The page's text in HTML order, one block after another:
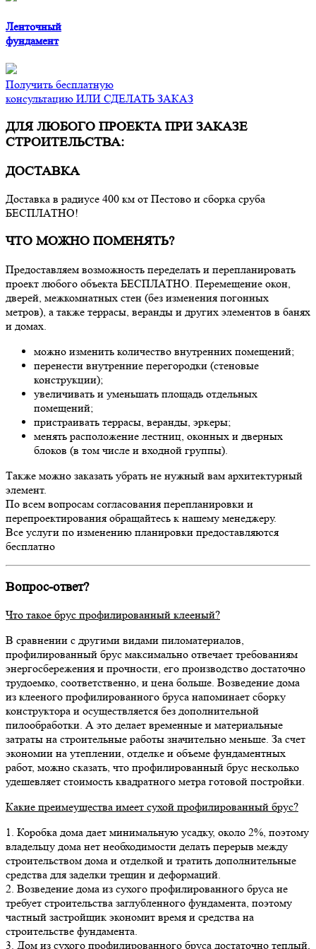
Ленточный
фундамент
Получить бесплатную
консультацию ИЛИ СДЕЛАТЬ ЗАКАЗ
ДЛЯ ЛЮБОГО ПРОЕКТА ПРИ ЗАКАЗЕ
СТРОИТЕЛЬСТВА:
ДОСТАВКА
Доставка в радиусе 400 км от Пестово и сборка сруба
БЕСПЛАТНО!
ЧТО МОЖНО ПОМЕНЯТЬ?
Предоставляем возможность переделать и перепланировать
проект любого объекта БЕСПЛАТНО. Перемещение окон,
дверей, межкомнатных стен (без изменения погонных
метров), а также террасы, веранды и других элементов в банях
и домах.
можно изменить количество внутренних помещений;
перенести внутренние перегородки (стеновые
конструкции);
увеличивать и уменьшать площадь отдельных
помещений;
пристраивать террасы, веранды, эркеры;
менять расположение лестниц, оконных и дверных
блоков (в том числе и входной группы).
Также можно заказать убрать не нужный вам архитектурный
элемент.
По всем вопросам согласования перепланировки и
перепроектирования обращайтесь к нашему менеджеру.
Все услуги по изменению планировки предоставляются
бесплатно
Вопрос-ответ?
Что такое брус профилированный клееный?
В сравнении с другими видами пиломатериалов,
профилированный брус максимально отвечает требованиям
энергосбережения и прочности, его производство достаточно
трудоемко, соответственно, и цена больше. Возведение дома
из клееного профилированного бруса напоминает сборку
конструктора и осуществляется без дополнительной
пилообработки. А это делает временные и материальные
затраты на строительные работы значительно меньше. За счет
экономии на утеплении, отделке и объеме фундаментных
работ, можно сказать, что профилированный брус несколько
удешевляет стоимость квадратного метра готовой постройки.
Какие преимеущества имеет сухой профилированный брус?
1. Коробка дома дает минимальную усадку, около 2%, поэтому
владельцу дома нет необходимости делать перерыв между
строительством дома и отделкой и тратить дополнительные
средства для заделки трещин и деформаций.
2. Возведение дома из сухого профилированного бруса не
требует строительства заглубленного фундамента, поэтому
частный застройщик экономит время и средства на
строительстве фундамента.
3. Дом из сухого профилированного бруса достаточно теплый,